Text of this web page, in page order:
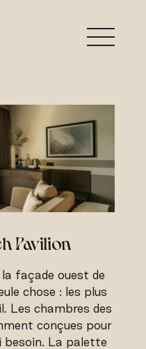
Pavilion
façade ouest de
chose : les plus
Les chambres des
conçues pour
besoin. La palette